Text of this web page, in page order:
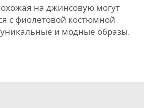
на джинсовую могут
с фиолетовой костюмной
и модные образы.